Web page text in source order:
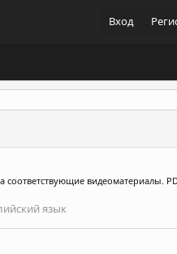
Вход
соответствующие видеоматериалы.
язык